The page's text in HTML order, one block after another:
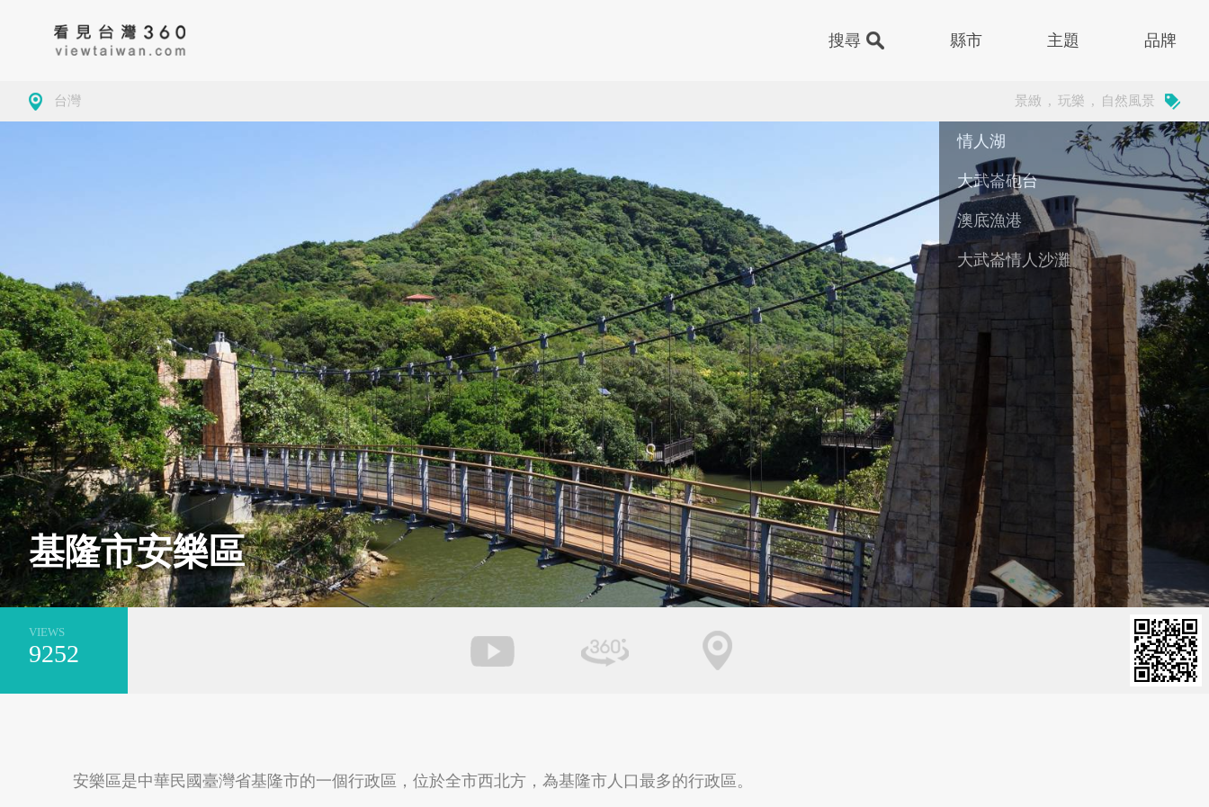
縣市
澎湖
台北
基隆
桃園
新竹
苗栗
台中
南投
雲林
嘉義
台南
高雄
宜蘭
花蓮
台東
澎湖
金門
蘭嶼
主題
房地產
墓園
觀光
藥局
小確幸
玩樂
古蹟
地方特色
夜市
學校
展覽館
博物館
圖書館
廟宇
教堂
住宿
政府機關
藝文
車站
自然風景
親子
老街
特色建築
運動
甜品
醫院
醫美/健診
其他
品牌
客家委員會客家文
化發展中心
基隆市仁愛區 星級旅館
外貿協會 360環景專
區
運動中心 基隆市中正區
基隆市安樂區 新北市萬里區 台北市北投區 桃園市大溪區 彰化縣鹿港鎮 雲林縣古坑鄉
景緻 , 玩樂 , 自然風景
台灣
情人湖
基隆市安樂區基金一路208巷
大武崙砲台
基隆市安樂區
澳底漁港
新北市汐止區湖前街
大武崙情人沙灘
基隆市安樂區湖海路二段
基隆市安樂區
VIEWS
9252
安樂區是中華民國臺灣省基隆市的一個行政區，位於全市西北方，為基隆市人口最多的行政區。